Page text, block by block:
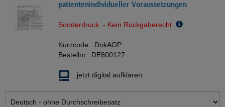
patientenindividueller Voraussetzungen
Sonderdruck - Kein Rückgaberecht
Kurzcode: DokAOP
Bestellnr.: DE800127
jetzt digital aufklären